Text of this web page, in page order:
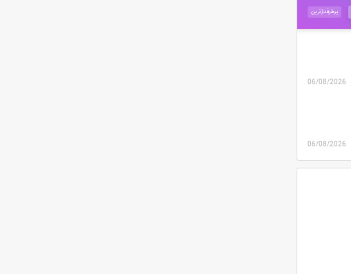
پرطرفدارترین
06/08/2026
06/08/2026